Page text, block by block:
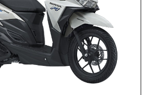
resmi luncurkan Nmax 155 Turbo
Karbon, Yamaha resmi merilis YZF-R1
YZF-R1M model 2025 !
livery Kawasaki Ninja ZX-25RR KRT